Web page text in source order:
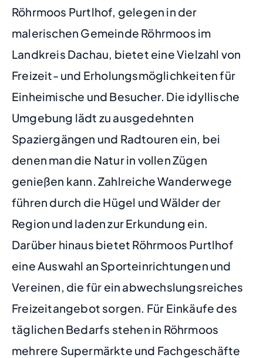
Röhrmoos Purtlhof, gelegen in der
malerischen Gemeinde Röhrmoos im
Landkreis Dachau, bietet eine Vielzahl von
Freizeit- und Erholungsmöglichkeiten für
Einheimische und Besucher. Die idyllische
Umgebung lädt zu ausgedehnten
Spaziergängen und Radtouren ein, bei
denen man die Natur in vollen Zügen
genießen kann. Zahlreiche Wanderwege
führen durch die Hügel und Wälder der
Region und laden zur Erkundung ein.
Darüber hinaus bietet Röhrmoos Purtlhof
eine Auswahl an Sporteinrichtungen und
Vereinen, die für ein abwechslungsreiches
Freizeitangebot sorgen. Für Einkäufe des
täglichen Bedarfs stehen in Röhrmoos
mehrere Supermärkte und Fachgeschäfte